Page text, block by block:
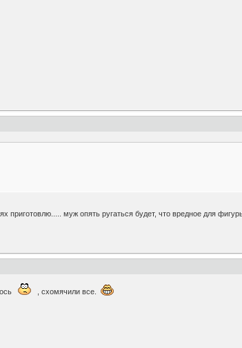
приготовлю..... муж опять ругаться будет, что вредное для
, схомячили все.